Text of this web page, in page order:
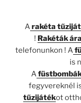
Arakéta
! Rakéták
telefonunkon ! A
is
A
fegyvereknél
tűzijátékot